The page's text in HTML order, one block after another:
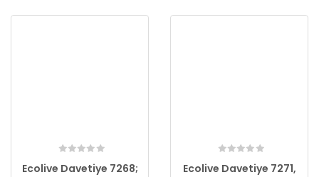
Ecolive Davetiye 7268;
Ecolive Davetiye 7271,